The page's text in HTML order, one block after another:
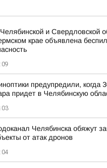
и Свердловской
крае объявлена
предупредили, когда
придет в Челябинскую
Челябинска обяжут
от атак дронов